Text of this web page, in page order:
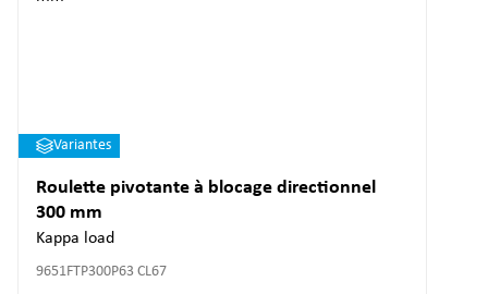
Variantes
Roulette pivotante à blocage directionnel
300 mm
Kappa load
9651FTP300P63 CL67